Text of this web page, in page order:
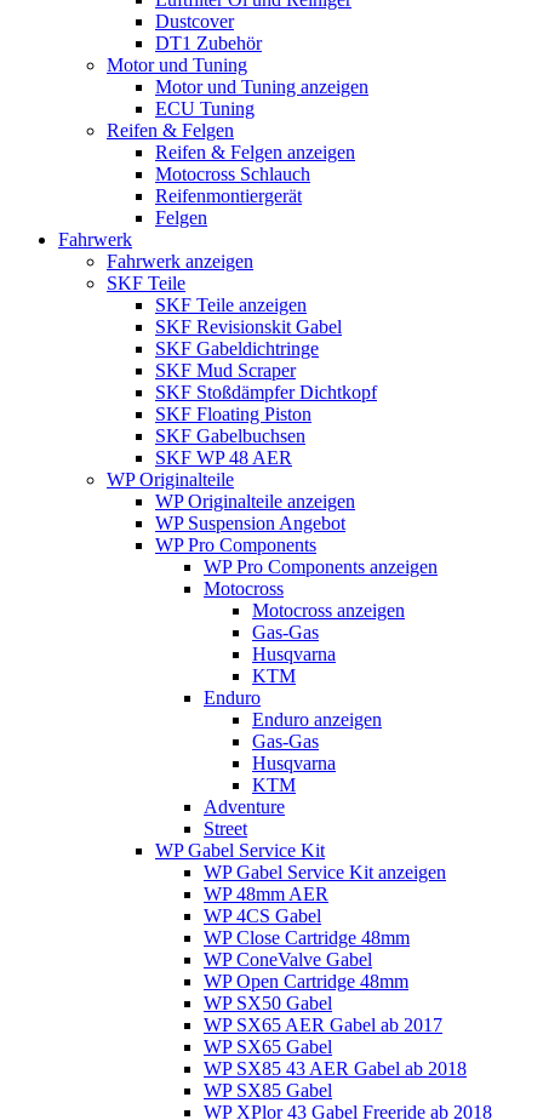
Dustcover
DT1 Zubehör
Motor und Tuning
Motor und Tuning anzeigen
ECU Tuning
Reifen & Felgen
Reifen & Felgen anzeigen
Motocross Schlauch
Reifenmontiergerät
Felgen
Fahrwerk
Fahrwerk anzeigen
SKF Teile
SKF Teile anzeigen
SKF Revisionskit Gabel
SKF Gabeldichtringe
SKF Mud Scraper
SKF Stoßdämpfer Dichtkopf
SKF Floating Piston
SKF Gabelbuchsen
SKF WP 48 AER
WP Originalteile
WP Originalteile anzeigen
WP Suspension Angebot
WP Pro Components
WP Pro Components anzeigen
Motocross
Motocross anzeigen
Gas-Gas
Husqvarna
KTM
Enduro
Enduro anzeigen
Gas-Gas
Husqvarna
KTM
Adventure
Street
WP Gabel Service Kit
WP Gabel Service Kit anzeigen
WP 48mm AER
WP 4CS Gabel
WP Close Cartridge 48mm
WP ConeValve Gabel
WP Open Cartridge 48mm
WP SX50 Gabel
WP SX65 AER Gabel ab 2017
WP SX65 Gabel
WP SX85 43 AER Gabel ab 2018
WP SX85 Gabel
WP XPlor 43 Gabel Freeride ab 2018